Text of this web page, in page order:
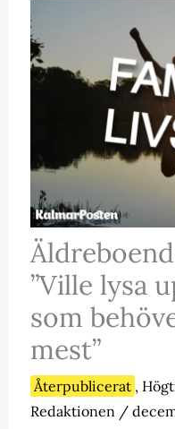
”Ville lysa
som
mest”
Återpublicerat ,
Redaktionen /